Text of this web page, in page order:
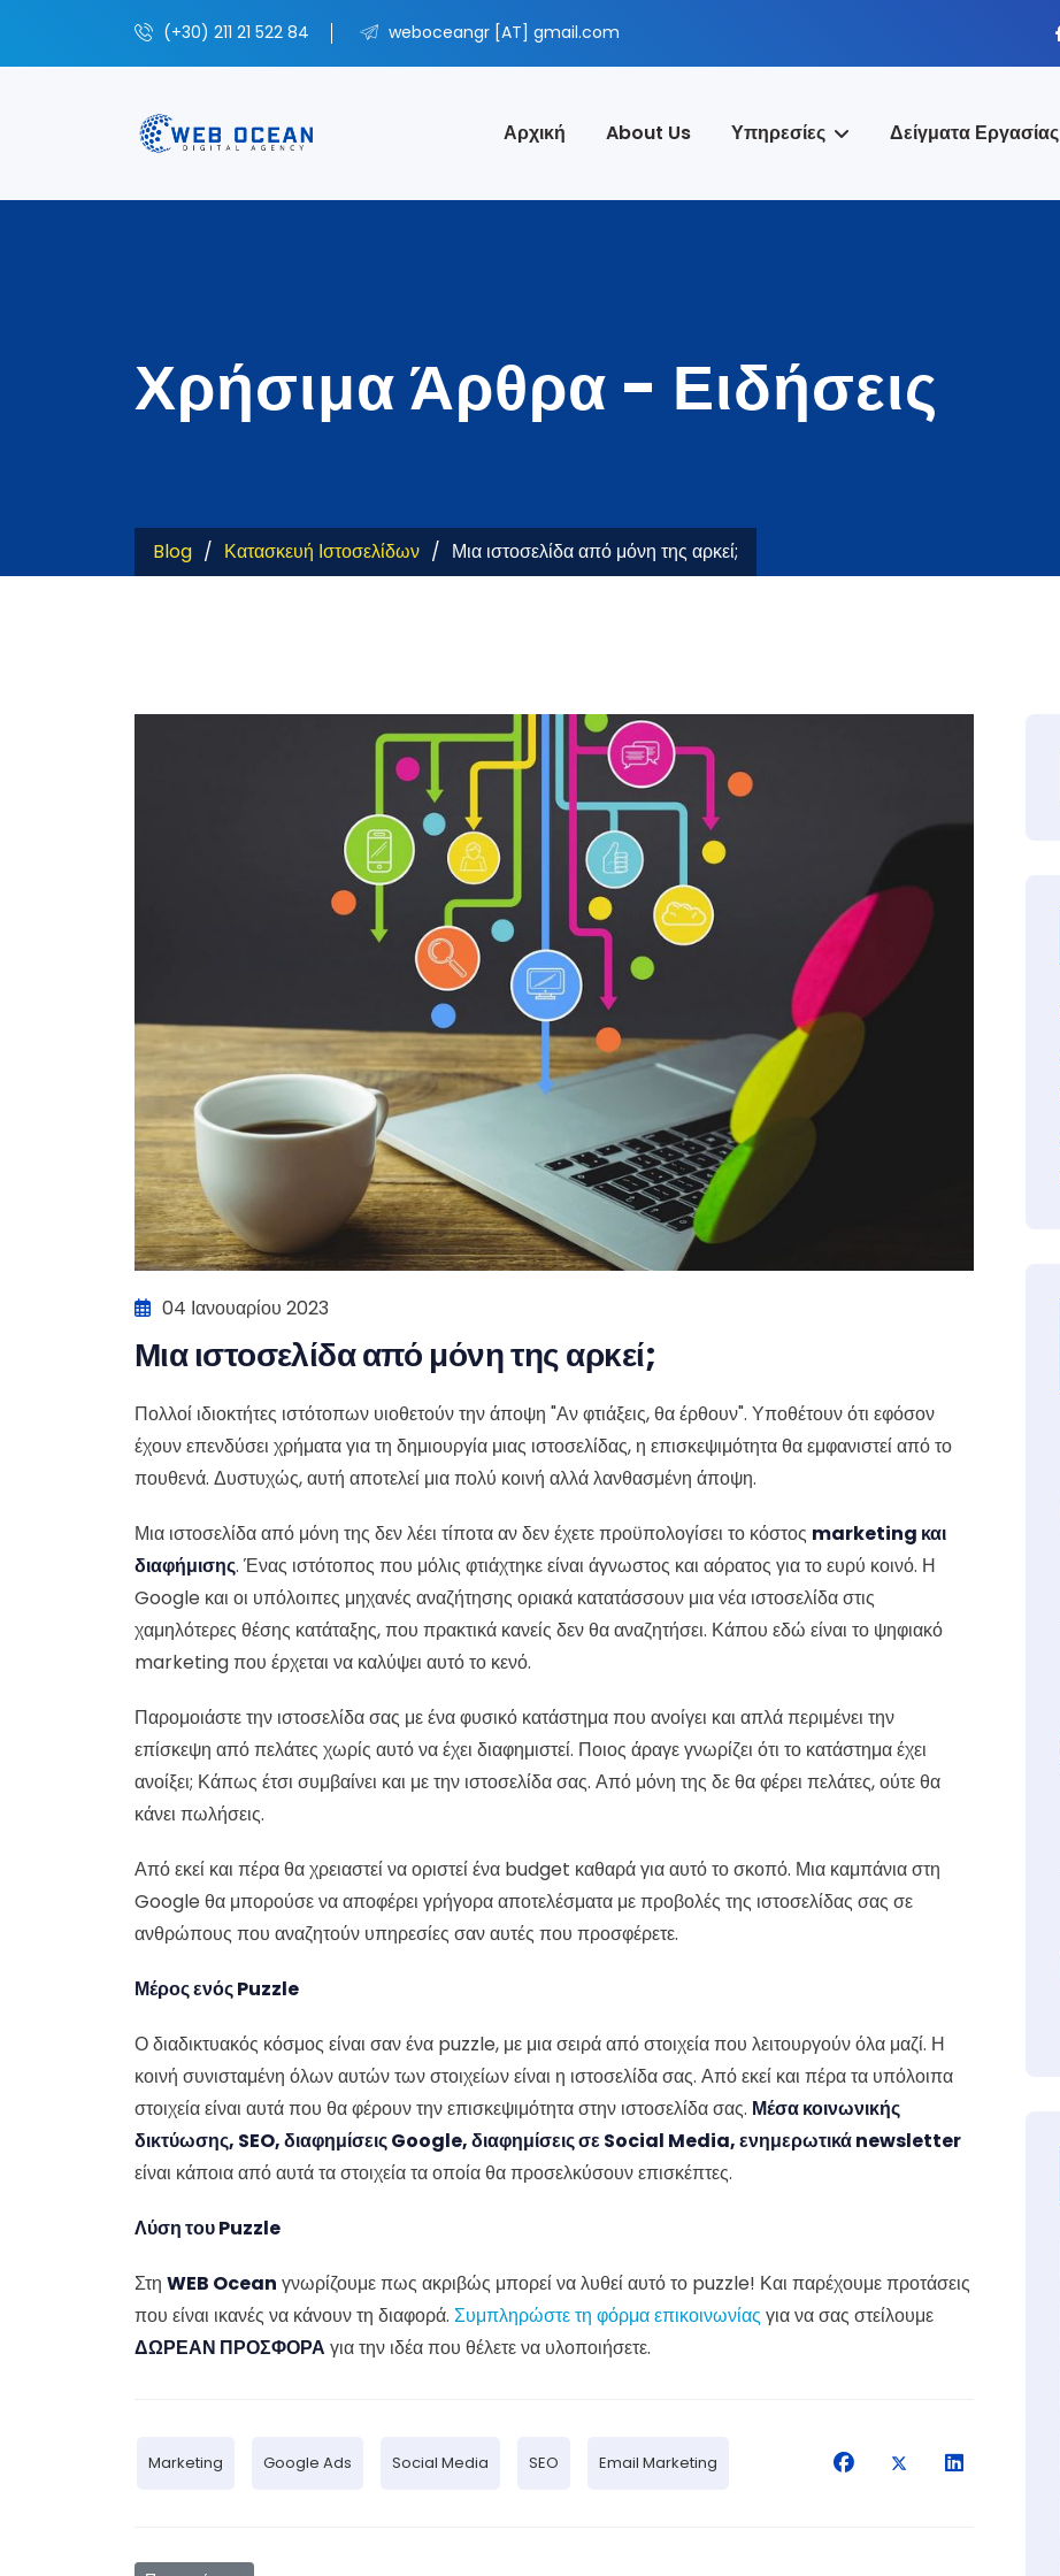
(+30) 211 21 522 84 weboceangr [AT] gmail.com
Αρχική About Us Υπηρεσίες Δείγματα Εργασίας
Χρήσιμα Άρθρα - Ειδήσεις
Blog Κατασκευή Ιστοσελίδων Μια ιστοσελίδα από μόνη της αρκεί;
04 Ιανουαρίου 2023
Μια ιστοσελίδα από μόνη της αρκεί;
Πολλοί ιδιοκτήτες ιστότοπων υιοθετούν την άποψη "Αν φτιάξεις, θα έρθουν". Υποθέτουν ότι εφόσον
έχουν επενδύσει χρήματα για τη δημιουργία μιας ιστοσελίδας, η επισκεψιμότητα θα εμφανιστεί από το
πουθενά. Δυστυχώς, αυτή αποτελεί μια πολύ κοινή αλλά λανθασμένη άποψη.
Μια ιστοσελίδα από μόνη της δεν λέει τίποτα αν δεν έχετε προϋπολογίσει το κόστος marketing και
διαφήμισης. Ένας ιστότοπος που μόλις φτιάχτηκε είναι άγνωστος και αόρατος για το ευρύ κοινό. Η
Google και οι υπόλοιπες μηχανές αναζήτησης οριακά κατατάσσουν μια νέα ιστοσελίδα στις
χαμηλότερες θέσης κατάταξης, που πρακτικά κανείς δεν θα αναζητήσει. Κάπου εδώ είναι το ψηφιακό
marketing που έρχεται να καλύψει αυτό το κενό.
Παρομοιάστε την ιστοσελίδα σας με ένα φυσικό κατάστημα που ανοίγει και απλά περιμένει την
επίσκεψη από πελάτες χωρίς αυτό να έχει διαφημιστεί. Ποιος άραγε γνωρίζει ότι το κατάστημα έχει
ανοίξει; Κάπως έτσι συμβαίνει και με την ιστοσελίδα σας. Από μόνη της δε θα φέρει πελάτες, ούτε θα
κάνει πωλήσεις.
Από εκεί και πέρα θα χρειαστεί να οριστεί ένα budget καθαρά για αυτό το σκοπό. Μια καμπάνια στη
Google θα μπορούσε να αποφέρει γρήγορα αποτελέσματα με προβολές της ιστοσελίδας σας σε
ανθρώπους που αναζητούν υπηρεσίες σαν αυτές που προσφέρετε.
Μέρος ενός Puzzle
Ο διαδικτυακός κόσμος είναι σαν ένα puzzle, με μια σειρά από στοιχεία που λειτουργούν όλα μαζί. Η
κοινή συνισταμένη όλων αυτών των στοιχείων είναι η ιστοσελίδα σας. Από εκεί και πέρα τα υπόλοιπα
στοιχεία είναι αυτά που θα φέρουν την επισκεψιμότητα στην ιστοσελίδα σας. Μέσα κοινωνικής
δικτύωσης, SEO, διαφημίσεις Google, διαφημίσεις σε Social Media, ενημερωτικά newsletter
είναι κάποια από αυτά τα στοιχεία τα οποία θα προσελκύσουν επισκέπτες.
Λύση του Puzzle
Στη WEB Ocean γνωρίζουμε πως ακριβώς μπορεί να λυθεί αυτό το puzzle! Και παρέχουμε προτάσεις
που είναι ικανές να κάνουν τη διαφορά. Συμπληρώστε τη φόρμα επικοινωνίας για να σας στείλουμε
ΔΩΡΕΑΝ ΠΡΟΣΦΟΡΑ για την ιδέα που θέλετε να υλοποιήσετε.
Marketing Google Ads Social Media SEO Email Marketing